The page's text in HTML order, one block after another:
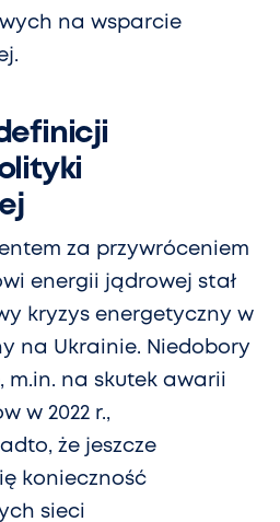
na wsparcie
za przywróceniem
energii jądrowej stał
kryzys energetyczny w
na Ukrainie. Niedobory
m.in. na skutek awarii
w 2022 r.,
że jeszcze
konieczność
sieci